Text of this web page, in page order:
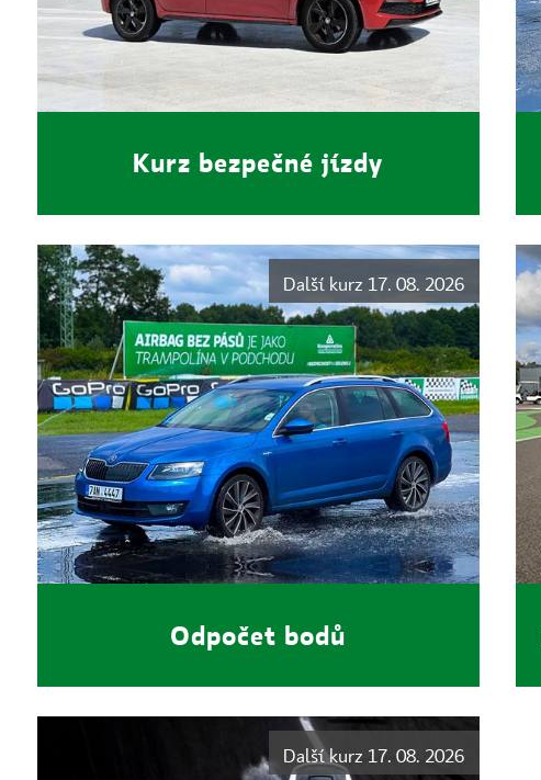
Kurz bezpečné jízdy
Další kurz 17. 08. 2026
Odpočet bodů
Další kurz 17. 08. 2026